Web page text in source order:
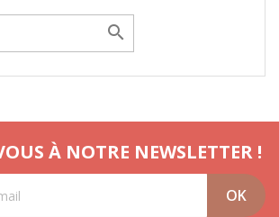

À NOTRE NEWSLETTER !